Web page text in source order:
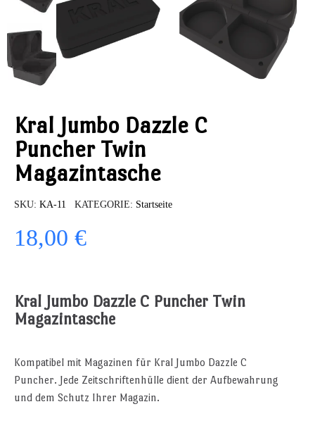
Kral Jumbo Dazzle C
Puncher Twin
Magazintasche
SKU KA-11 KATEGORIE Startseite
18,00 €
Kral Jumbo Dazzle C Puncher Twin
Magazintasche
Kompatibel mit Magazinen für Kral Jumbo Dazzle C
Puncher. Jede Zeitschriftenhülle dient der Aufbewahrung
und dem Schutz Ihrer Magazin.